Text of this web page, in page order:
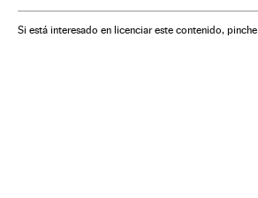
Si está interesado en licenciar este contenido, pinche